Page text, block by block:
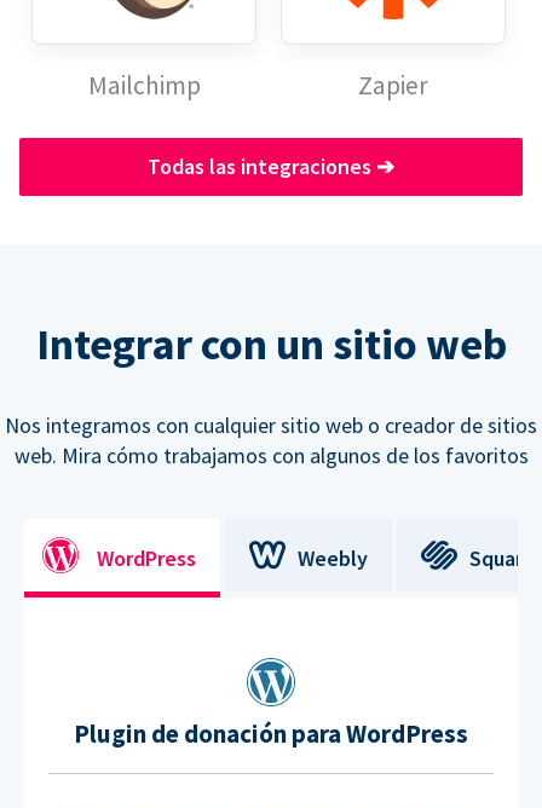
Mailchimp Zapier
Todas las integraciones ➔
Integrar con un sitio web
Nos integramos con cualquier sitio web o creador de sitios
web. Mira cómo trabajamos con algunos de los favoritos
WordPress Weebly
Plugin de donación para WordPress